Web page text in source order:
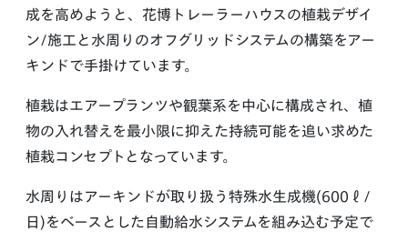
成を高めようと、花博トレーラーハウスの植栽デザイ
ン/施工と水周りのオフグリッドシステムの構築をアー
キンドで手掛けています。
植栽はエアープランツや観葉系を中心に構成され、植
物の入れ替えを最小限に抑えた持続可能を追い求めた
植栽コンセプトとなっています。
水周りはアーキンドが取り扱う特殊水生成機(600ℓ/
日)をベースとした自動給水システムを組み込む予定で